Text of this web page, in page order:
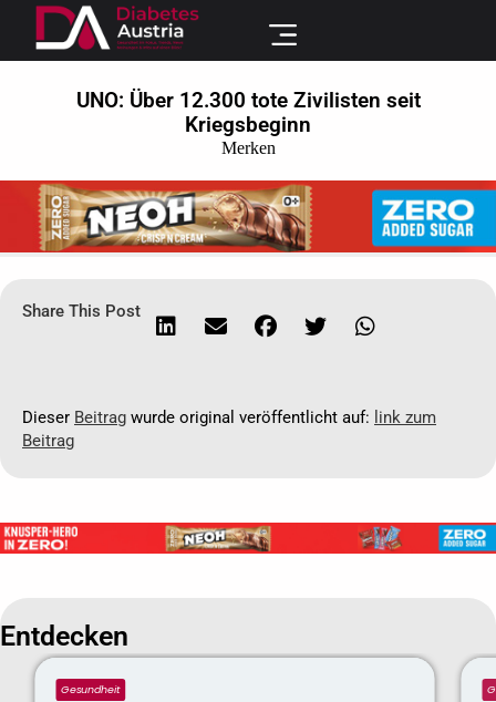
UNO: Über 12.300 tote Zivilisten seit
Kriegsbeginn
Merken
Share This Post
Dieser Beitrag wurde original veröffentlicht auf: link zum
Beitrag
Entdecken
Gesundheit